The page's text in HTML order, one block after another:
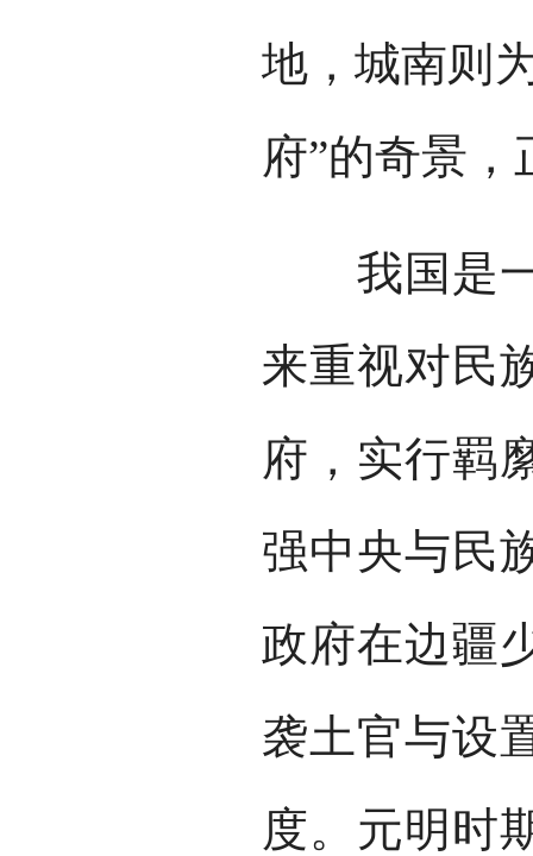
地，城南则
府”的奇景
我国是一
来重视对民
府，实行羁
强中央与民
政府在边疆
袭土官与设
度。元明时